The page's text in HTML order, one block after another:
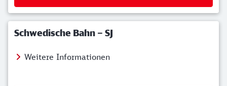
Schwedische Bahn – SJ
Weitere Informationen